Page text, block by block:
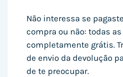
Não interessa se
compra ou não: todas
completamente grátis.
de envio da devolução
de te preocupar.